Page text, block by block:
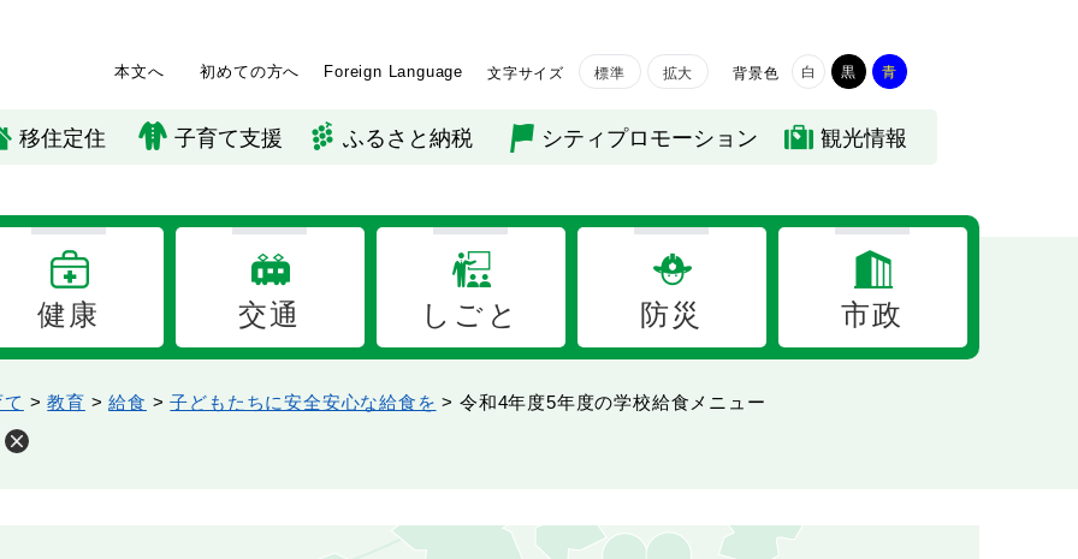
本文へ 初めての方へ Foreign Language 文字サイズ 標準 拡大 背景色 白 黒 青
移住定住 子育て支援 ふるさと納税 シティプロモーション 観光情報
健康 交通 しごと 防災 市政
>教育 >給食 >子どもたちに安全安心な給食を > 令和4年度5年度の学校給食メニュー